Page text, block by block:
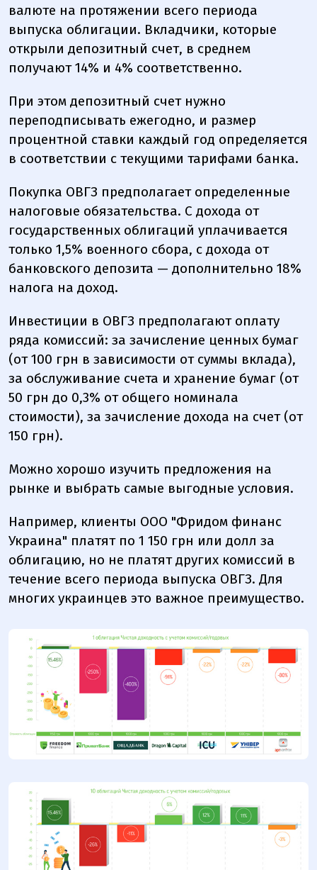
валюте на протяжении всего периода
выпуска облигации. Вкладчики, которые
открыли депозитный счет, в среднем
получают 14% и 4% соответственно.
При этом депозитный счет нужно
переподписывать ежегодно, и размер
процентной ставки каждый год определяется
в соответствии с текущими тарифами банка.
Покупка ОВГЗ предполагает определенные
налоговые обязательства. С дохода от
государственных облигаций уплачивается
только 1,5% военного сбора, с дохода от
банковского депозита — дополнительно 18%
налога на доход.
Инвестиции в ОВГЗ предполагают оплату
ряда комиссий: за зачисление ценных бумаг
(от 100 грн в зависимости от суммы вклада),
за обслуживание счета и хранение бумаг (от
50 грн до 0,3% от общего номинала
стоимости), за зачисление дохода на счет (от
150 грн).
Можно хорошо изучить предложения на
рынке и выбрать самые выгодные условия.
Например, клиенты ООО "Фридом финанс
Украина" платят по 1 150 грн или долл за
облигацию, но не платят других комиссий в
течение всего периода выпуска ОВГЗ. Для
многих украинцев это важное преимущество.